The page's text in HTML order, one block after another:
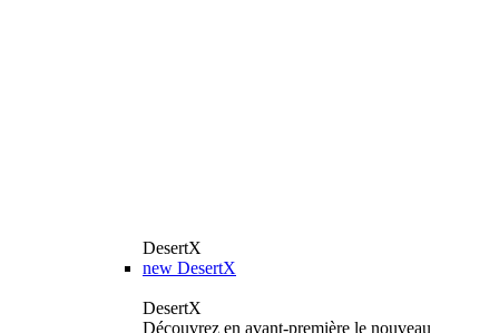
DesertX
new DesertX
DesertX
Découvrez en avant-première le nouveau